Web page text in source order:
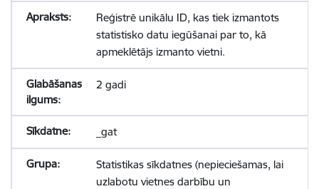
Reģistrē unikālu ID, kas tiek izmantots
statistisko datu iegūšanai par to, kā
apmeklētājs izmanto vietni.
2 gadi
_gat
Statistikas sīkdatnes (nepieciešamas, lai
uzlabotu vietnes darbību un